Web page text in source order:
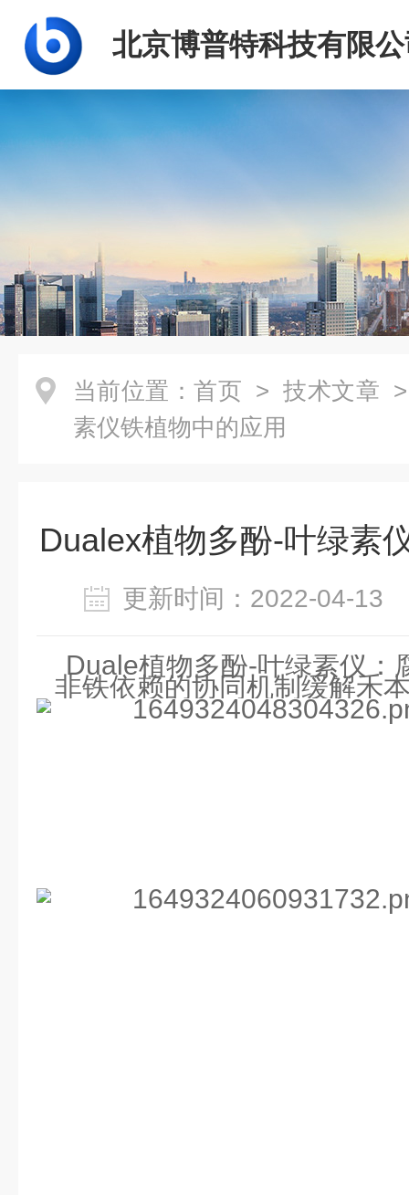
北京博普特科技有限
当前位置： 首页 > 技术文章
素仪铁植物中的应用
Dualex植物多酚-叶绿素
更新时间：2022-04-
Duale植物多酚-叶绿素仪
非铁依赖的协同机制缓解禾